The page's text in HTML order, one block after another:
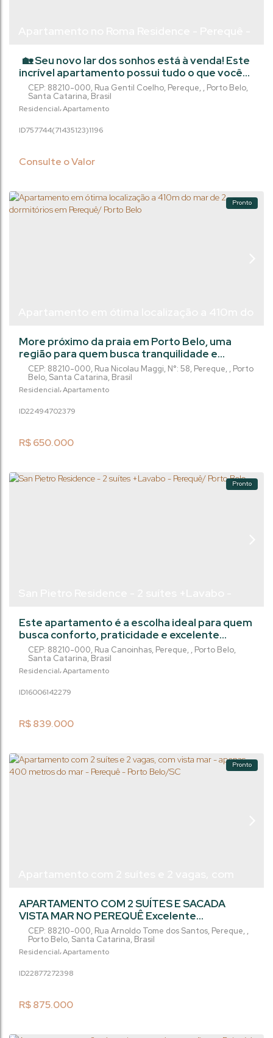
Residencial Apartamento
Consulte o Valor
1196
(71435123)
757744
CEP: 88210-000, Rua Gentil Coelho, Pereque , Porto Belo,
Santa Catarina, Brasil
🏡 Seu novo lar dos sonhos está à venda! Este
incrível apartamento possui tudo o que você
precisa para viver com conforto e praticidade.
Com churrasqueira para reunir amigos e
familiares, despensa para organizar seus
acesso, este imóvel é perfeito para quem
de garagem e uma área útil de...
Pronto
Residencial Apartamento
R$650.000
2379
2249470
CEP: 88210-000, Rua Nicolau Maggi, N°: 58, Pereque , Porto
Belo, Santa Catarina, Brasil
More próximo da praia em Porto Belo, uma
região para quem busca tranquilidade e
qualidade de vida. Localizado a apenas 410
metros do mar, a poucos passos da Avenida
João Manoel Jacques. Este apartamento é
aluguel, rentabilizar com locação ou mesmo
Localização privilegiada em Balneário
Pronto
Residencial Apartamento
R$839.000
2279
1600614
CEP: 88210-000, Rua Canoinhas, Pereque , Porto Belo,
Santa Catarina, Brasil
Este apartamento é a escolha ideal para quem
busca conforto, praticidade e excelente
aproveitamento de espaço. Com 68,2 m² de
área privativa, o imóvel dispõe de 2
dormitórios, ambos suítes, além de 3
privacidade na medida certa. O living
estar, sala de jantar e cozinha, criando um
Pronto
Perequê - Porto Belo/SC
Residencial Apartamento
R$875.000
2398
2287727
CEP: 88210-000, Rua Arnoldo Tome dos Santos, Pereque ,
Porto Belo, Santa Catarina, Brasil
APARTAMENTO COM 2 SUÍTES E SACADA
VISTA MAR NO PEREQUÊ Excelente
Oportunidade em Porto Belo/SC – Apenas
400 Metros do Mar. Ótima oportunidade em
um empreendimento novo na região de
valorizam no litoral catarinense. Imóvel ideal
excelente potencial de retorno e condições